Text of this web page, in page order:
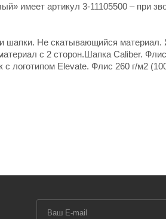
имеет артикул 3-11105500 – при
Не скатывающийся материал.
с 2 сторон.Шапка Caliber.
Elevate. Флис 260 г/м2